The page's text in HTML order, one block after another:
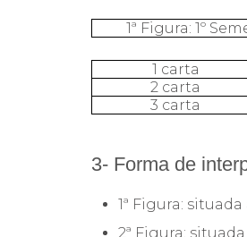
1ª Figura: 1º
1 carta
2 carta
3 carta
3- Forma de
1ª Figura:
2ª Figura: